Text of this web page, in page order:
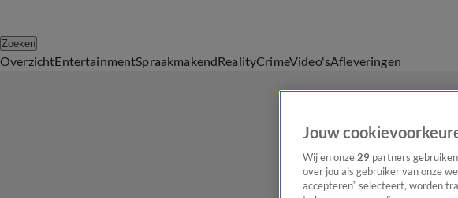
Zoeken
OverzichtEntertainmentSpraakmakendRealityCrimeVideo'sAfleveringen
Jouw
Wij en onze 29 partners
over jou als gebruiker van onze
accepteren” selecteert, worden